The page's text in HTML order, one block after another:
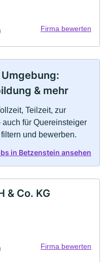
Firma bewerten
& mehr
Teilzeit, zur
für Quereinsteiger
und bewerben.
in Betzenstein ansehen
& Co. KG
Firma bewerten